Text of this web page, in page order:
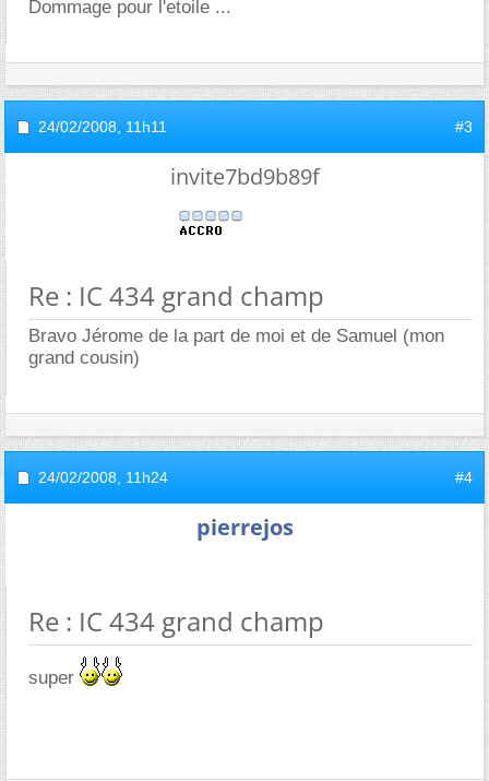
Dommage pour l'etoile ...
24/02/2008, 11h11 #3
invite7bd9b89f
Re : IC 434 grand champ
Bravo Jérome de la part de moi et de Samuel (mon
grand cousin)
24/02/2008, 11h24 #4
pierrejos
Re : IC 434 grand champ
super